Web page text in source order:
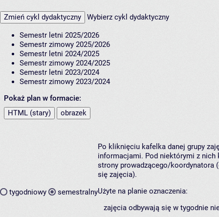
Zmień cykl dydaktyczny Wybierz cykl dydaktyczny
Semestr letni 2025/2026
Semestr zimowy 2025/2026
Semestr letni 2024/2025
Semestr zimowy 2024/2025
Semestr letni 2023/2024
Semestr zimowy 2023/2024
Pokaż plan w formacie:
HTML (stary)
obrazek
tygodniowy semestralny
Po kliknięciu kafelka danej grupy
informacjami. Pod niektórymi z nich
strony prowadzącego/koordynatora
się zajęcia).
Użyte na planie oznaczenia:
zajęcia odbywają się w tygodnie